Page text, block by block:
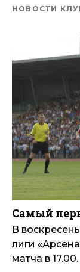
НОВОСТИ
Самый
В
лиги
матча в 17.00.